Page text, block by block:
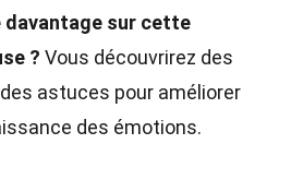
davantage sur cette
? Vous découvrirez des
astuces pour améliorer
des émotions.